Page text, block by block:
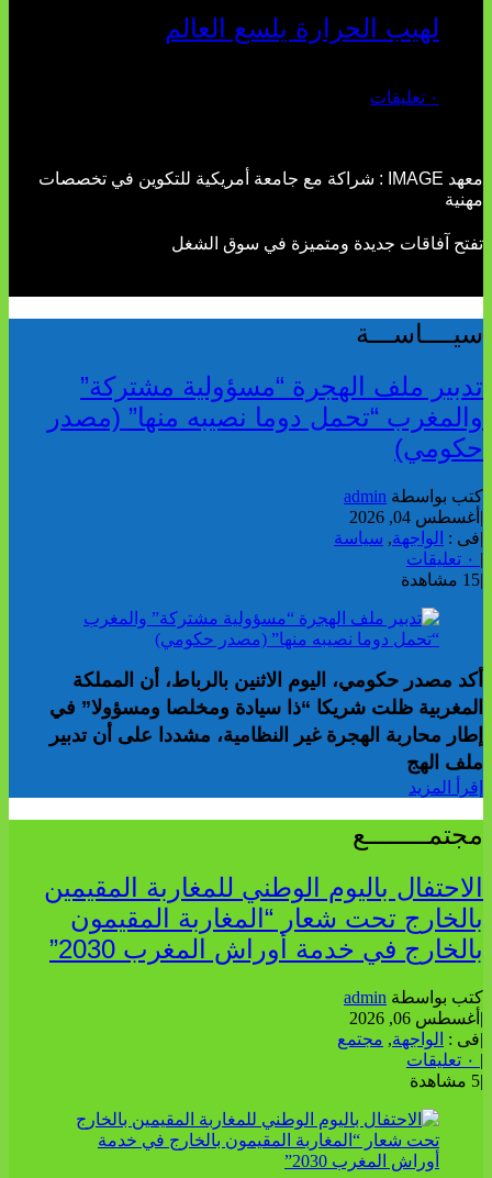
لهيب الحرارة يلسع العالم
٠ تعليقات
معهد IMAGE : شراكة مع جامعة أمريكية للتكوين في تخصصات
مهنية
تفتح آفاقات جديدة ومتميزة في سوق الشغل
سيــــاســـة
تدبير ملف الهجرة “مسؤولية مشتركة”
والمغرب “تحمل دوما نصيبه منها” (مصدر
حكومي)
كتب بواسطة admin
| أغسطس 04, 2026
|فى : الواجهة, سياسة
|
|15 مشاهدة
أكد مصدر حكومي، اليوم الاثنين بالرباط، أن المملكة
المغربية ظلت شريكا “ذا سيادة ومخلصا ومسؤولا” في
إطار محاربة الهجرة غير النظامية، مشددا على أن تدبير
ملف الهج
إقرأ المزيد
مجتمــــــــع
الاحتفال باليوم الوطني للمغاربة المقيمين
بالخارج تحت شعار “المغاربة المقيمون
بالخارج في خدمة أوراش المغرب 2030”
كتب بواسطة admin
| أغسطس 06, 2026
|فى : الواجهة, مجتمع
|
|5 مشاهدة